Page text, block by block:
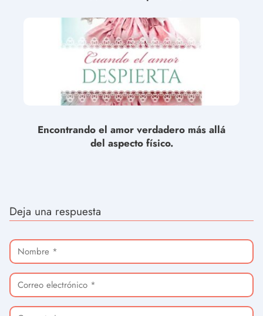
Encontrando el amor verdadero más allá
del aspecto físico.
Deja una respuesta